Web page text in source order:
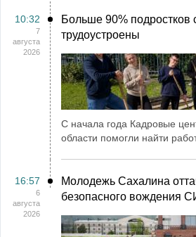
10:32
7
августа
2026
Больше 90% подростков
трудоустроены
С начала года Кадровые
области помогли найти
16:57
6
августа
2026
Молодежь Сахалина
безопасного вождения